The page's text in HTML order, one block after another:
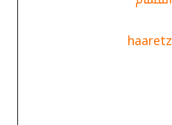
haaretz